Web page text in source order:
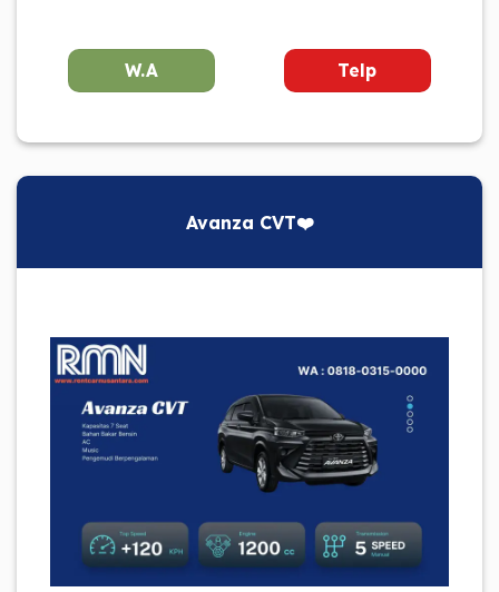
W.A Telp
Avanza CVT❤️